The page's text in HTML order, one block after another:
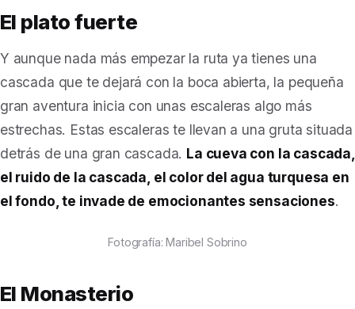
El plato fuerte
Y aunque nada más empezar la ruta ya tienes una
cascada que te dejará con la boca abierta, la pequeña
gran aventura inicia con unas escaleras algo más
estrechas. Estas escaleras te llevan a una gruta situada
detrás de una gran cascada. La cueva con la cascada,
el ruido de la cascada, el color del agua turquesa en
el fondo, te invade de emocionantes sensaciones.
Fotografía: Maribel Sobrino
El Monasterio